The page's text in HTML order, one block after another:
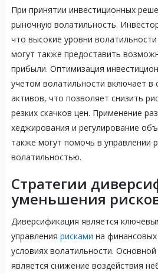
При принятии инвестиционных
рыночную волатильность.
что высокие уровни
могут также предоставить
прибыли. Оптимизация
учетом волатильности включает в
активов, что позволяет снизить
резких скачков цен. Применение
хеджирования и регулирование
также могут помочь в управлении
волатильностью.
Стратегии
уменьшения
Диверсификация является
управления рисками на
условиях волатильности.
является снижение воздействия